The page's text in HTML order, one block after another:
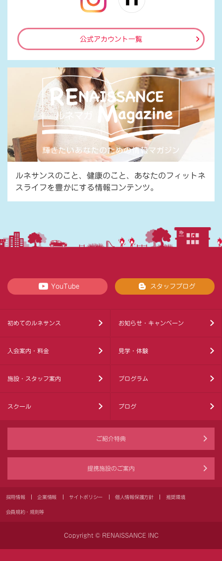
公式アカウント一覧
ルネサンスのこと、健康のこと、あなたのフィットネ
スライフを豊かにする情報コンテンツ。
YouTube スタッフブログ
初めてのルネサンス お知らせ・キャンペーン
入会案内・料金 見学・体験
施設・スタッフ案内 プログラム
スクール ブログ
ご紹介特典
提携施設のご案内
採用情報 企業情報 サイトポリシー 個人情報保護方針 推奨環境
会員規約・規則等
Copyright © RENAISSANCE INC